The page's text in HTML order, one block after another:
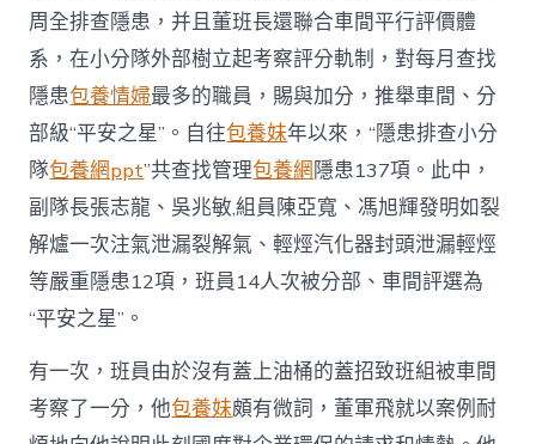
周全排查隱患，并且董班長還聯合車間平行評價體
系，在小分隊外部樹立起考察評分軌制，對每月查找
隱患包養情婦最多的職員，賜與加分，推舉車間、分
部級“平安之星”。自往包養妹年以來，“隱患排查小分
隊包養網ppt”共查找管理包養網隱患137項。此中，
副隊長張志龍、吳兆敏,組員陳亞寬、馮旭輝發明如裂
解爐一次注氣泄漏裂解氣、輕烴汽化器封頭泄漏輕烴
等嚴重隱患12項，班員14人次被分部、車間評選為
“平安之星”。
有一次，班員由於沒有蓋上油桶的蓋招致班組被車間
考察了一分，他包養妹頗有微詞，董軍飛就以案例耐